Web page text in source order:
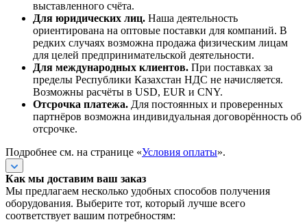
выставленного счёта.
Для юридических лиц. Наша деятельность
ориентирована на оптовые поставки для компаний. В
редких случаях возможна продажа физическим лицам
для целей предпринимательской деятельности.
Для международных клиентов. При поставках за
пределы Республики Казахстан НДС не начисляется.
Возможны расчёты в USD, EUR и CNY.
Отсрочка платежа. Для постоянных и проверенных
партнёров возможна индивидуальная договорённость об
отсрочке.
Подробнее см. на странице «Условия оплаты».
Как мы доставим ваш заказ
Мы предлагаем несколько удобных способов получения
оборудования. Выберите тот, который лучше всего
соответствует вашим потребностям: